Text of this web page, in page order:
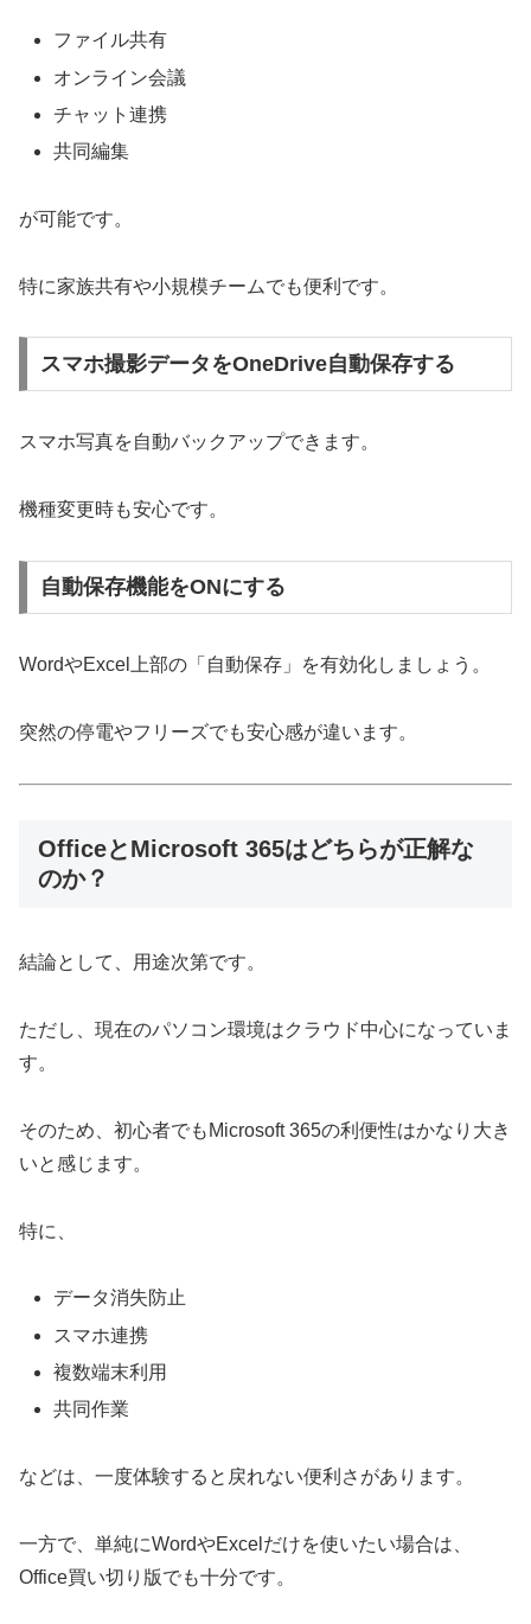
ファイル共有
オンライン会議
チャット連携
共同編集
が可能です。
特に家族共有や小規模チームでも便利です。
スマホ撮影データをOneDrive自動保存する
スマホ写真を自動バックアップできます。
機種変更時も安心です。
自動保存機能をONにする
WordやExcel上部の「自動保存」を有効化しましょう。
突然の停電やフリーズでも安心感が違います。
OfficeとMicrosoft 365はどちらが正解な
のか？
結論として、用途次第です。
ただし、現在のパソコン環境はクラウド中心になっていま
す。
そのため、初心者でもMicrosoft 365の利便性はかなり大き
いと感じます。
特に、
データ消失防止
スマホ連携
複数端末利用
共同作業
などは、一度体験すると戻れない便利さがあります。
一方で、単純にWordやExcelだけを使いたい場合は、
Office買い切り版でも十分です。